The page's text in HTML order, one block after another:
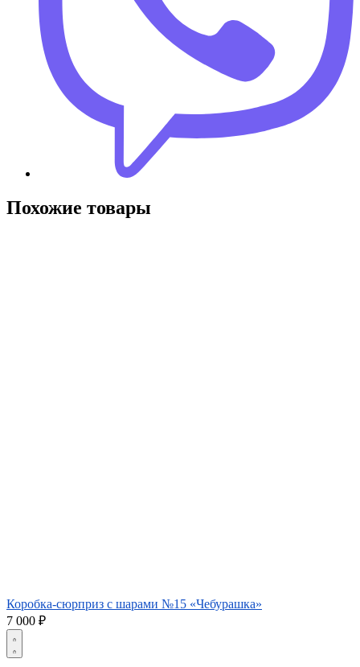
Похожие товары
Коробка-сюрприз с шарами №15 «Чебурашка»
7 000 ₽